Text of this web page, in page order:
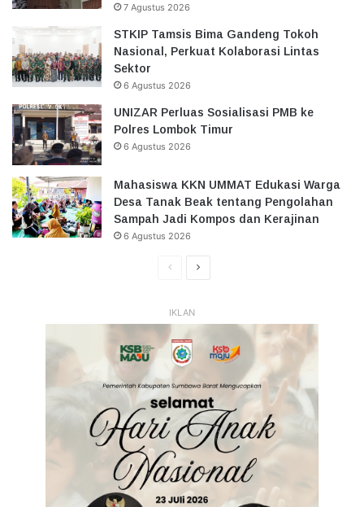
7 Agustus 2026
STKIP Tamsis Bima Gandeng Tokoh
Nasional, Perkuat Kolaborasi Lintas
Sektor
6 Agustus 2026
UNIZAR Perluas Sosialisasi PMB ke
Polres Lombok Timur
6 Agustus 2026
Mahasiswa KKN UMMAT Edukasi Warga
Desa Tanak Beak tentang Pengolahan
Sampah Jadi Kompos dan Kerajinan
6 Agustus 2026
HalamanHalaman
IKLAN